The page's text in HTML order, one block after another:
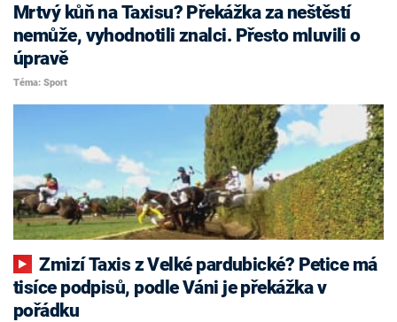
Mrtvý kůň na Taxisu? Překážka za neštěstí
nemůže, vyhodnotili znalci. Přesto mluvili o
úpravě
Téma: Sport
Zmizí Taxis z Velké pardubické? Petice má
tisíce podpisů, podle Váni je překážka v
pořádku